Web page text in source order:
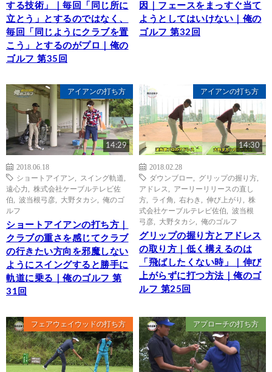
する技術」｜毎回「同じ所に
立とう」とするのではなく、
毎回「同じようにクラブを置
こう」とするのがプロ｜俺の
ゴルフ 第35回
因｜フェースをまっすぐ当て
ようとしてはいけない｜俺の
ゴルフ 第32回
アイアンの打ち方
14:29
2018.06.18
ショートアイアン
スイング軌道
遠心力
株式会社ケーブルテレビ佐
伯
波当根弓彦 大野タカシ
俺のゴ
ルフ
ショートアイアンの打ち方｜
クラブの重さを感じてクラブ
の行きたい方向を邪魔しない
ようにスイングすると勝手に
軌道に乗る｜俺のゴルフ 第
31回
アイアンの打ち方
14:30
2018.02.28
ダウンブロー
グリップの握り方
アドレス
アーリーリリースの直し
方
ライ角 右わき 伸び上がり
株
式会社ケーブルテレビ佐伯
波当根
弓彦
大野タカシ 俺のゴルフ
グリップの握り方とアドレス
の取り方｜低く構えるのは
「飛ばしたくない時」｜伸び
上がらずに打つ方法｜俺のゴ
ルフ 第25回
フェアウェイウッドの打ち方 アプローチの打ち方